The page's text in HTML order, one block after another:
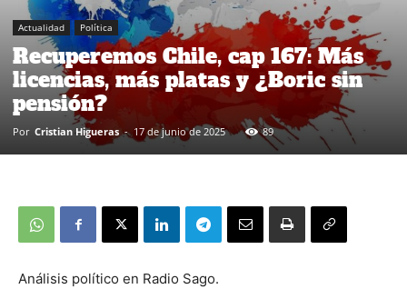
Actualidad Política
Recuperemos Chile, cap 167: Más
licencias, más platas y ¿Boric sin
pensión?
Por Cristian Higueras - 17 de junio de 2025 89
Análisis político en Radio Sago.